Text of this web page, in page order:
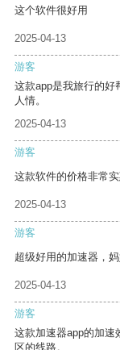
这个软件很好用
2025-04-13
游客
这款app是我旅行的好
人情。
2025-04-13
游客
这款软件的价格非常实
2025-04-13
游客
超级好用的加速器，
2025-04-13
游客
这款加速器app的加速
区的线路。